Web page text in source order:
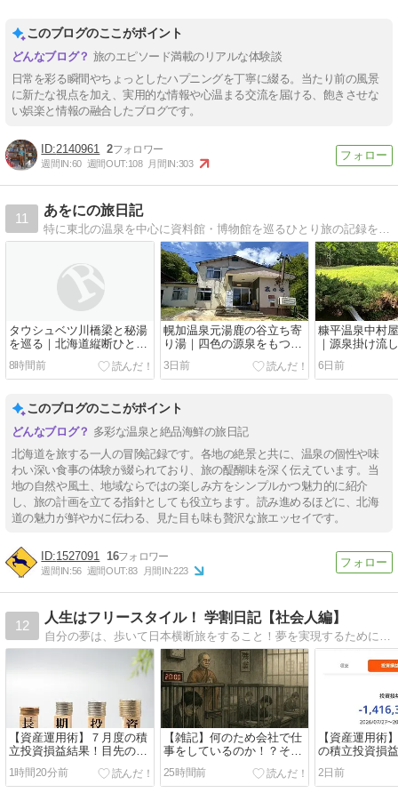
このブログのここがポイント
旅のエピソード満載のリアルな体験談
日常を彩る瞬間やちょっとしたハプニングを丁寧に綴る。当たり前の風景
に新たな視点を加え、実用的な情報や心温まる交流を届ける、飽きさせな
い娯楽と情報の融合したブログです。
2140961 2
週間IN:60 週間OUT:108 月間IN:303
11
あをにの旅日記
特に東北の温泉を中心に資料館・博物館を巡るひとり旅の記録を気ままに記します
タウシュベツ川橋梁と秘湯
を巡る｜北海道縦断ひとり
旅【五日目】
8時間前
幌加温泉元湯鹿の谷立ち寄
り湯｜四色の源泉をもつ秘
境の中の秘湯中の秘湯
3日前
糠平温泉中村
｜源泉掛け流
ダンさの両立
6日前
このブログのここがポイント
多彩な温泉と絶品海鮮の旅日記
北海道を旅する一人の冒険記録です。各地の絶景と共に、温泉の個性や味
わい深い食事の体験が綴られており、旅の醍醐味を深く伝えています。当
地の自然や風土、地域ならではの楽しみ方をシンプルかつ魅力的に紹介
し、旅の計画を立てる指針としても役立ちます。読み進めるほどに、北海
道の魅力が鮮やかに伝わる、見た目も味も贅沢な旅エッセイです。
1527091 16
週間IN:56 週間OUT:83 月間IN:223
12
人生はフリースタイル！ 学割日記【社会人編】
自分の夢は、歩いて日本横断旅をすること！夢を実現するために、経済的自立の達成を目指す社会人の日記です。【My Favorite】旅行/お散歩/晩酌/インデックス投資/読書/スポーツ観戦/ラーメン
【資産運用術】７月度の積
立投資損益結果！目先の損
益結果より、長期運用を継
続してことが大切！
1時間20分前
【雑記】何のため会社で仕
事をしているのか！？そし
て、私は早期退職の決断に
至る！
25時間前
【資産運用術
の積立投資損
ナス１００万
７月を終えま
2日前